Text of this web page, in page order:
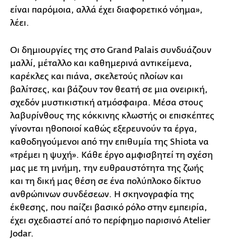
είναι παρόμοια, αλλά έχει διαφορετικό νόημα»,
λέει.
Οι δημιουργίες της στο Grand Palais συνδυάζουν
μαλλί, μέταλλο και καθημερινά αντικείμενα,
καρέκλες και πιάνα, σκελετούς πλοίων και
βαλίτσες, και βάζουν τον θεατή σε μια ονειρική,
σχεδόν μυστικιστική ατμόσφαιρα. Μέσα στους
λαβυρίνθους της κόκκινης κλωστής οι επισκέπτες
γίνονται ηθοποιοί καθώς εξερευνούν τα έργα,
καθοδηγούμενοι από την επιθυμία της Shiota να
«τρέμει η ψυχή». Κάθε έργο αμφισβητεί τη σχέση
μας με τη μνήμη, την ευθραυστότητα της ζωής
και τη δική μας θέση σε ένα πολύπλοκο δίκτυο
ανθρώπινων συνδέσεων. Η σκηνογραφία της
έκθεσης, που παίζει βασικό ρόλο στην εμπειρία,
έχει σχεδιαστεί από το περίφημο παρισινό Atelier
Jodar.